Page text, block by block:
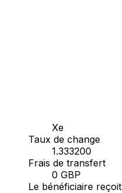
Xe
Taux de change
1.333200
Frais de transfert
0 GBP
Le bénéficiaire reçoit